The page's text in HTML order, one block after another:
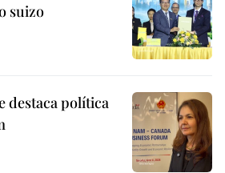
suizo
destaca política